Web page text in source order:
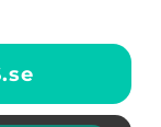
se